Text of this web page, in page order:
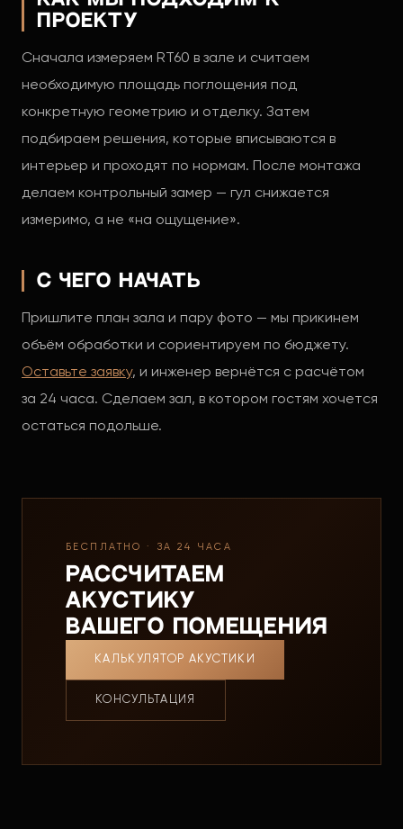
проекту
Сначала измеряем RT60 в зале и считаем
необходимую площадь поглощения под
конкретную геометрию и отделку. Затем
подбираем решения, которые вписываются в
интерьер и проходят по нормам. После монтажа
делаем контрольный замер — гул снижается
измеримо, а не «на ощущение».
С чего начать
Пришлите план зала и пару фото — мы прикинем
объём обработки и сориентируем по бюджету.
Оставьте заявку, и инженер вернётся с расчётом
за 24 часа. Сделаем зал, в котором гостям хочется
остаться подольше.
БЕСПЛАТНО · ЗА 24 ЧАСА
Рассчитаем
акустику
вашего помещения
КАЛЬКУЛЯТОР АКУСТИКИ
КОНСУЛЬТАЦИЯ